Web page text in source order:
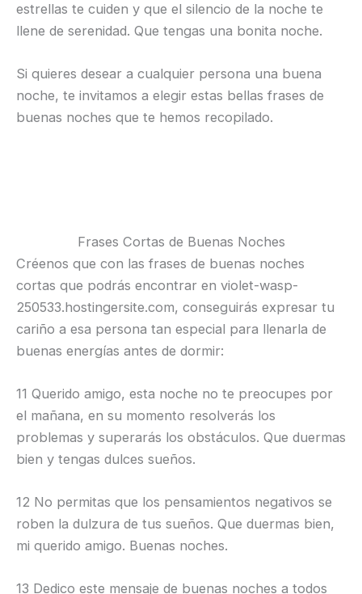
estrellas te cuiden y que el silencio de la noche te
llene de serenidad. Que tengas una bonita noche.
Si quieres desear a cualquier persona una buena
noche, te invitamos a elegir estas bellas frases de
buenas noches que te hemos recopilado.
Frases Cortas de Buenas Noches
Créenos que con las frases de buenas noches
cortas que podrás encontrar en violet-wasp-
250533.hostingersite.com, conseguirás expresar tu
cariño a esa persona tan especial para llenarla de
buenas energías antes de dormir:
11 Querido amigo, esta noche no te preocupes por
el mañana, en su momento resolverás los
problemas y superarás los obstáculos. Que duermas
bien y tengas dulces sueños.
12 No permitas que los pensamientos negativos se
roben la dulzura de tus sueños. Que duermas bien,
mi querido amigo. Buenas noches.
13 Dedico este mensaje de buenas noches a todos